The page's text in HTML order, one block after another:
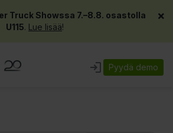
Truck Showssa 7.–8.8. osastolla
U115. Lue lisää!
×
Pyydä demo